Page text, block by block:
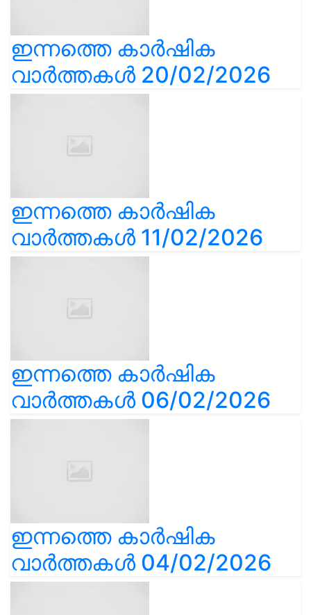
ഇന്നത്തെ കാർഷിക
വാർത്തകൾ 20/02/2026
ഇന്നത്തെ കാർഷിക
വാർത്തകൾ 11/02/2026
ഇന്നത്തെ കാർഷിക
വാർത്തകൾ 06/02/2026
ഇന്നത്തെ കാർഷിക
വാർത്തകൾ 04/02/2026